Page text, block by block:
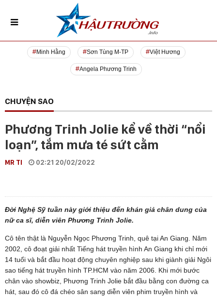
Minh Hằng Sơn Tùng M-TP Việt Hương
Angela Phương Trinh
CHUYỆN SAO
Phương Trinh Jolie kể về thời “nổi
loạn”, tắm mưa té sứt cằm
MR TI 02:21 20/02/2022
Đời Nghệ Sỹ tuần này giới thiệu đến khán giả chân dung của
nữ ca sĩ, diễn viên Phương Trinh Jolie.
Cô tên thật là Nguyễn Ngọc Phương Trinh, quê tại An Giang. Năm
2002, cô đoạt giải nhất Tiếng hát truyền hình An Giang khi chỉ mới
14 tuổi và bắt đầu hoạt động chuyên nghiệp sau khi giành giải Ngôi
sao tiếng hát truyền hình TP.HCM vào năm 2006. Khi mới bước
chân vào showbiz, Phương Trinh Jolie bắt đầu bằng con đường ca
hát, sau đó cô đá chéo sân sang diễn viên phim truyền hình và